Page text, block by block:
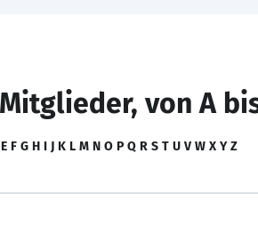
von A
E F G H I J K L M N O P Q R S T U V W X Y Z